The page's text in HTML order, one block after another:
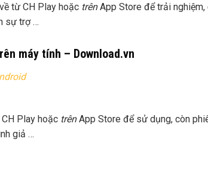
từ CH Play hoặc trênApp Store để trải nghiệm,
sự trợ…
máy tính – Download.vn
Play hoặc trênApp Store để sử dụng, còn
giả …